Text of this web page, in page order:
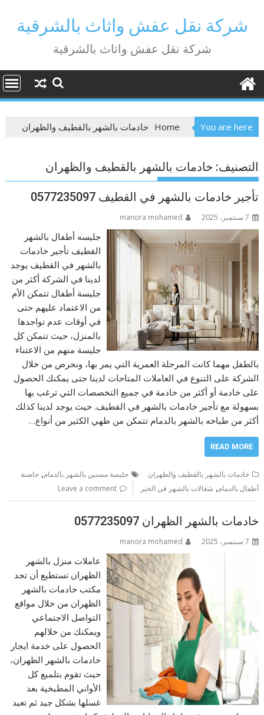
contentشركة نقل عفش واثاث بالشرقية
شركة نقل عفش واثاث بالشرقية
You are here
Home خادمات بالشهر بالقطيف والظهران
التصنيف: خادمات بالشهر بالقطيف والظهران
تأجير خادمات بالشهر في القطيف 0577235097
7 سبتمبر، 2025 manora mohamed
جليسه أطفال بالشهر
القطيف تأجير خادمات
بالشهر في القطيف يوجد
لدينا في الشركة أكثر من
جليسة أطفال تتمكن الأم
من الاعتماد عليهم حتى
في أوقات عدم تواجدها
بالمنزل، حيث تتمكن كل
جليسة منهم من الاعتناء
بالطفل مهما كانت المرحلة العمرية التي يمر بها، ونحرص من خلال
الشركة على التنوع في العاملات المتاحات لدينا حتى يمكنك الحصول
على خادمة أو أكثر من خادمة في جميع التخصصات التي ترغب بها
بسهولة مع تأجير خادمات بالشهر في القطيف. حيث يوجد لدينا كذلك
أكثر من طباخه بالشهر بالدمام تتمكن من طهي الكثير من أنواع…
READ MORE
خادمات بالشهر بالقطيف والظهران جليسة مسنين بالشهر بالدمام,حاضنة
أطفال بالدمام, شغالات بالشهر في الخبر Leave a comment
خادمات بالشهر الظهران 0577235097
7 سبتمبر، 2025 manora mohamed
عاملات منزل بالشهر
الظهران تستطيع أن تجد
مكتب خادمات بالشهر
الظهران من خلال مواقع
التواصل الاجتماعي
ويمكنك من خلالهم
الحصول على خدمة ايجار
خادمات بالشهر الظهران،
حيث تقوم بتلميع كل
الأواني المطبخية بعد
غسلها بشكل جيد ثم تعيد